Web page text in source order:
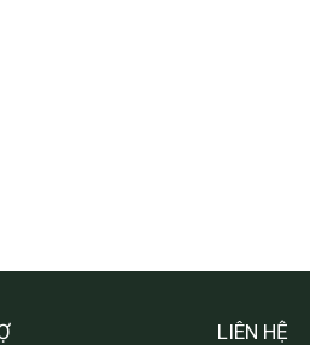
LIÊN HỆ